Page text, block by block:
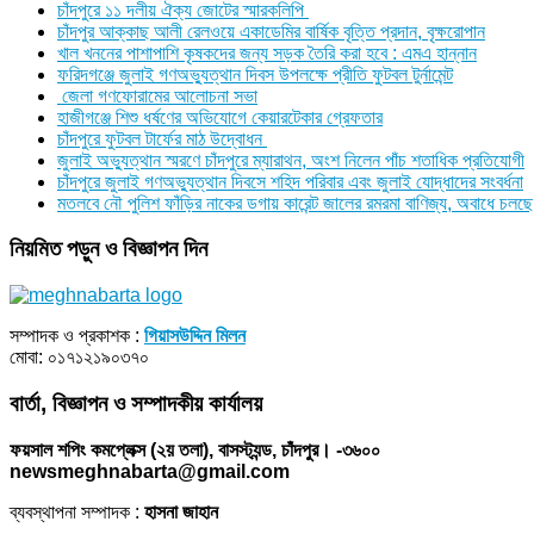
চাঁদপুরে ১১ দলীয় ঐক্য জোটের স্মারকলিপি
চাঁদপুর আক্কাছ আলী রেলওয়ে একাডেমির বার্ষিক বৃত্তি প্রদান, বৃক্ষরোপান
খাল খননের পাশাপাশি কৃষকদের জন্য সড়ক তৈরি করা হবে : এমএ হান্নান
ফরিদগঞ্জে জুলাই গণঅভ্যুত্থান দিবস উপলক্ষে প্রীতি ফুটবল টুর্নামেন্ট
জেলা গণফোরামের আলোচনা সভা
হাজীগঞ্জে শিশু ধর্ষণের অভিযোগে কেয়ারটেকার গ্রেফতার
চাঁদপুরে ফুটবল টার্ফের মাঠ উদ্বোধন
জুলাই অভ্যুত্থান স্মরণে চাঁদপুরে ম্যারাথন, অংশ নিলেন পাঁচ শতাধিক প্রতিযোগী
চাঁদপুরে জুলাই গণঅভ্যুত্থান দিবসে শহিদ পরিবার এবং জুলাই যোদ্ধাদের সংবর্ধনা
মতলবে নৌ পুলিশ ফাঁড়ির নাকের ডগায় কারেন্ট জালের রমরমা বাণিজ্য, অবাধে
নিয়মিত পড়ুন ও বিজ্ঞাপন দিন
সম্পাদক ও প্রকাশক : গিয়াসউদ্দিন মিলন
মোবা: ০১৭১২১৯০৩৭০
বার্তা, বিজ্ঞাপন ও সম্পাদকীয় কার্যালয়
ফয়সাল শপিং কমপ্লেক্স (২য় তলা), বাসস্ট্যন্ড, চাঁদপুর। -৩৬০০
newsmeghnabarta@gmail.com
ব্যবস্থাপনা সম্পাদক : হাসনা জাহান